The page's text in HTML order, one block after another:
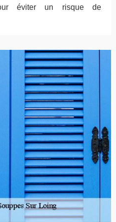
éviter un risque de